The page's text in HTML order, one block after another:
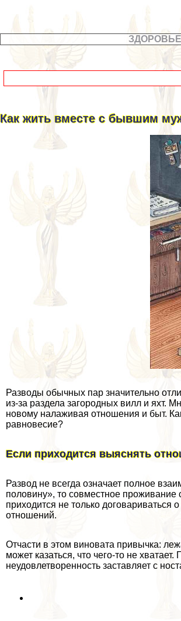
ЗДОРОВЬЕ
Как жить вместе с бывшим
Разводы обычных пар значительно
из-за раздела загородных вилл и яхт.
новому налаживая отношения и быт.
равновесие?
Если приходится выяснять
Развод не всегда означает полное
половину», то совместное
приходится не только договариваться
отношений.
Отчасти в этом виновата привычка:
может казаться, что чего-то не
неудовлетворенность заставляет с